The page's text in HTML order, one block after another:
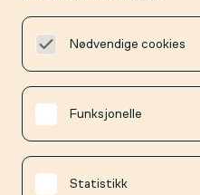
Nødvendige cookies
Funksjonelle
Statistikk